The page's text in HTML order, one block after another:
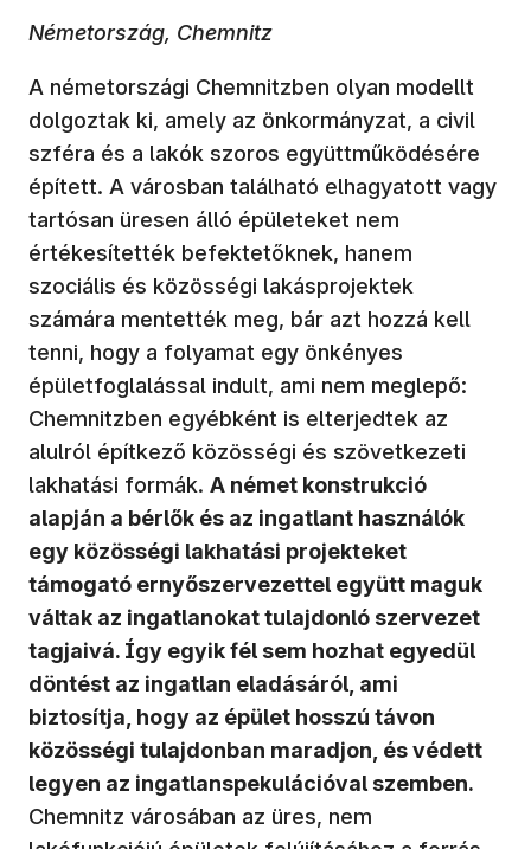
Németország, Chemnitz
A németországi Chemnitzben olyan modellt
dolgoztak ki, amely az önkormányzat, a civil
szféra és a lakók szoros együttműködésére
épített. A városban található elhagyatott vagy
tartósan üresen álló épületeket nem
értékesítették befektetőknek, hanem
szociális és közösségi lakásprojektek
számára mentették meg, bár azt hozzá kell
tenni, hogy a folyamat egy önkényes
épületfoglalással indult, ami nem meglepő:
Chemnitzben egyébként is elterjedtek az
alulról építkező közösségi és szövetkezeti
lakhatási formák. A német konstrukció
alapján a bérlők és az ingatlant használók
egy közösségi lakhatási projekteket
támogató ernyőszervezettel együtt maguk
váltak az ingatlanokat tulajdonló szervezet
tagjaivá. Így egyik fél sem hozhat egyedül
döntést az ingatlan eladásáról, ami
biztosítja, hogy az épület hosszú távon
közösségi tulajdonban maradjon, és védett
legyen az ingatlanspekulációval szemben.
Chemnitz városában az üres, nem